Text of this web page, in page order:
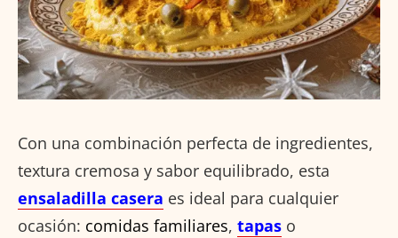
Con una combinación perfecta de ingredientes,
textura cremosa y sabor equilibrado, esta
ensaladilla casera es ideal para cualquier
ocasión: comidas familiares, tapas o